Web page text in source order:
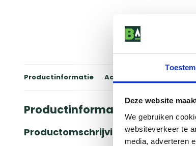
Deze website
We gebruiken
websiteverkeer te
media, adverteren
Productinformatie Accessoires
Productinformatie
Productomschrijving